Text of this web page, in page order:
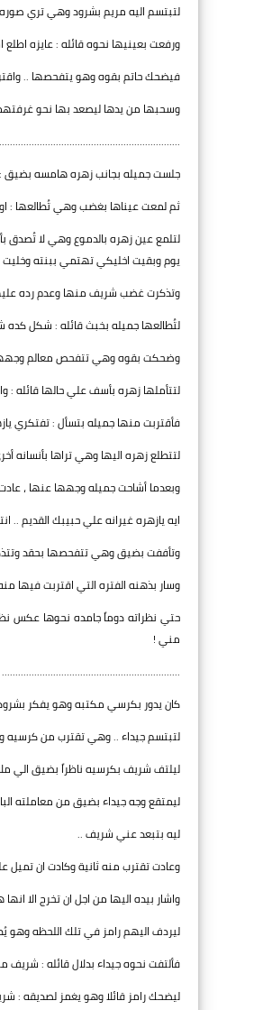
لتبتسم اليه مريم بشرود وهي تري
ورفعت بعينيها نحوه قائله : عايزه
فيضحك حاتم بقوه وهو يتفحصها ..
وسحبها من يدها ليصعد بها نحو
...................................................................
جلست جميله بجانب زهره هامسه بضيق
ثم لمعت عيناها بغضب وهي تُطالعها :
لتلمع عين زهره بالدموع وهي لا تُصدق
يوم وبقيت اخليكي تهتمي ببنته
وتذكرت غضب شريف منها وعدم رده
لتُطالعها جميله بخبث قائله : شكل
وضحكت بقوه وهي تتفحص معالم وجهها
لتتأملها زهره بأسف علي حالها قائله
فأقتربت منها جميله بتسأل : تفتكري
لتتطلع زهره اليها وهي تراها بأنسانه
وبعدما أشاحت جميله وجهها عنها ،
ايه يازهره غيرانه علي حبيبك القديم ..
وتأففت بضيق وهي تتفحصها بحقد
وسار بذهنه الفتره التي اقتربت فيها
حتي نظراته دوماً جامده نحوها عكس
مني !
..................................................................
كان يدور بكرسي مكتبه وهو يفكر
لتبتسم جيداء .. وهي تقترب من
ليلتف شريف بكرسيه ناظراً بضيق الي
ليمتقع وجه جيداء بضيق من معاملته
ليه بتبعد عني شريف ..
وعادت تقترب منه ثانية وكادت ان تميل
واشار بيده اليها من اجل ان تخرج
ليردف اليهم رامز في تلك اللحظه وهو
فألتفت نحوه جيداء بدلال قائله : شريف
ليضحك رامز قائلا وهو يغمز لصديقه :